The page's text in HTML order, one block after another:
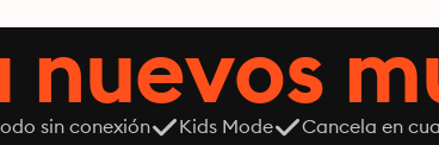
nuevos
sin conexión Kids Mode Cancela en